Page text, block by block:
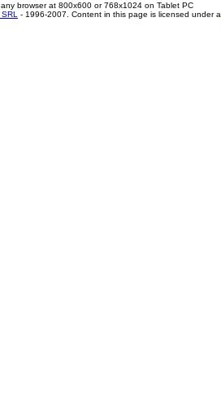
browser at 800x600 or 768x1024 on Tablet PC
- 1996-2007. Content in this page is licensed under a